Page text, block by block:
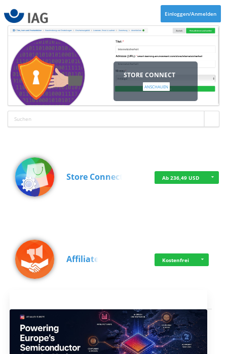
Einloggen/Anmelden
STORE CONNECT
ANSCHAUEN
Store Connect Ab 236,49 USD
Affiliate Kostenfrei